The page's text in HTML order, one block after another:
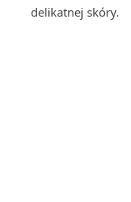
delikatnej skóry.